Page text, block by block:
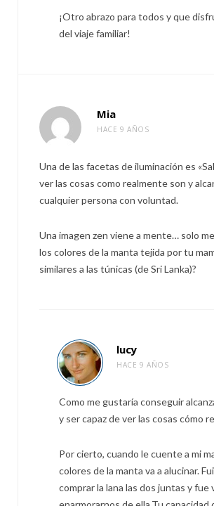
¡Otro abrazo para todos y que
del viaje familiar!
Mia
HACE 9 AÑOS
Una de las facetas de iluminación es
ver las cosas como realmente son y
cualquier persona con voluntad.
Una imagen zen viene a mente… solo
los colores de la manta tejida por tu
similares a las túnicas (de Sri Lanka)?
lucy
HACE 9 AÑOS
Como me gustaría conseguir
y ser capaz de ver las cosas cómo
Por cierto, cuando le cuente a mi
colores de la manta va a alucinar.
comprar la lana las dos juntas y fue